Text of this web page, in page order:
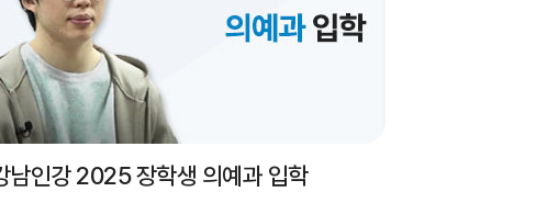
남인강 2025 장학생 의예과 입학